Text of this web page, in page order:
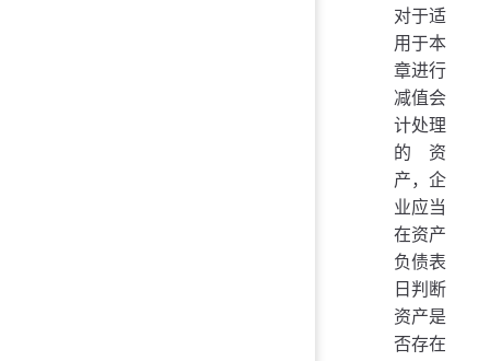
对于适
用于本
章进行
减值会
计处理
的资
产，企
业应当
在资产
负债表
日判断
资产是
否存在